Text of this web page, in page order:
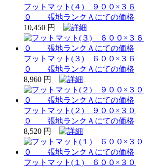
フットマット(４) ９００×３６
０ 張地ランクＡにての価格
10,450 円
フットマット(３) ６００×３６
０ 張地ランクＡにての価格
8,960 円
フットマット(２) ９００×３０
０ 張地ランクＡにての価格
8,520 円
フットマット(１) ６００×３０